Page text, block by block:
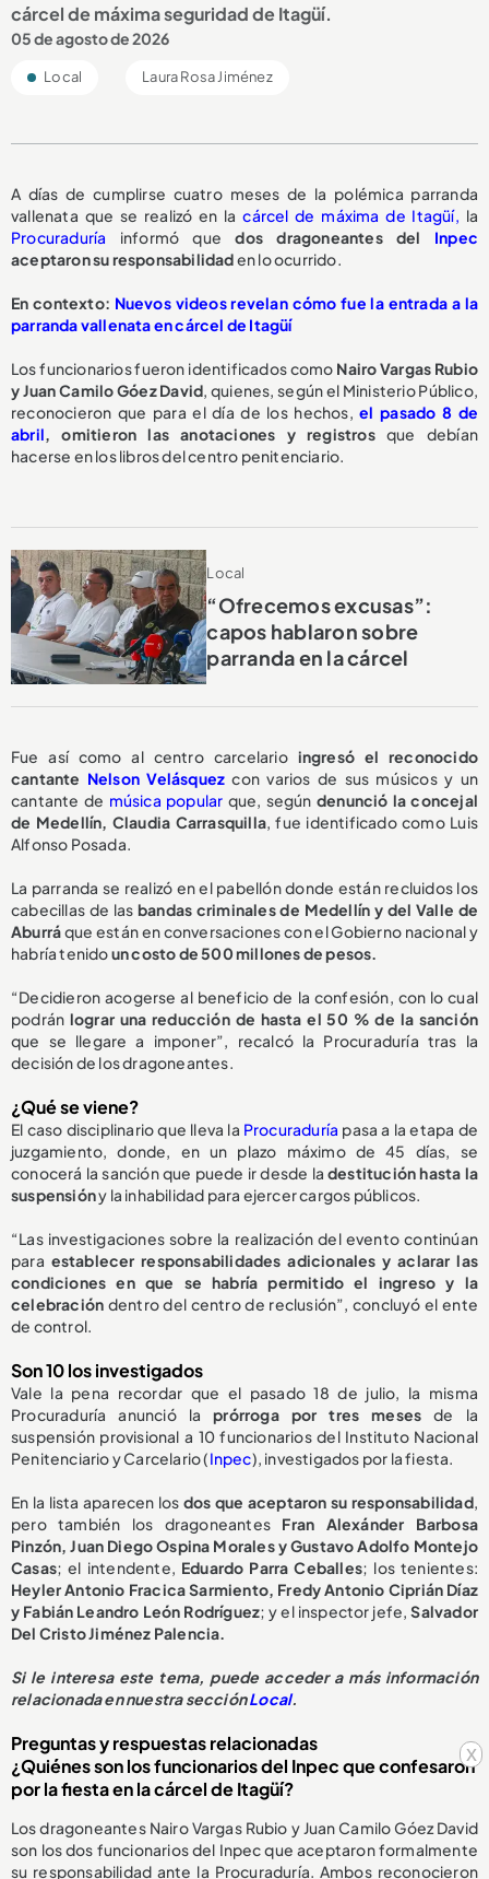
x
cárcel de máxima seguridad de Itagüí.
05 de agosto de 2026
Local Laura Rosa Jiménez
A días de cumplirse cuatro meses de la polémica parranda
vallenata que se realizó en lacárcel de máxima de Itagüí, la
Procuraduría informó quedos dragoneantes del Inpec
aceptaron su responsabilidaden lo ocurrido.
En contexto: Nuevos videos revelan cómo fue la entrada a la
parranda vallenata en cárcel de Itagüí
Los funcionarios fueron identificados como Nairo Vargas Rubio
y Juan Camilo Góez David, quienes, según el Ministerio Público,
reconocieron que para el día de los hechos,el pasado 8 de
abril, omitieron las anotaciones y registrosque debían
hacerse en los libros del centro penitenciario.
Local
“Ofrecemos excusas”:
capos hablaron sobre
parranda en la cárcel
Fue así como al centro carcelario ingresó el reconocido
cantante Nelson Velásquez con varios de sus músicos y un
cantante de música popular que, según denunció la concejal
de Medellín, Claudia Carrasquilla, fue identificado como Luis
Alfonso Posada.
La parranda se realizó en el pabellón donde están recluidos los
cabecillas de las bandas criminales de Medellín y del Valle de
Aburráque están en conversaciones con el Gobierno nacional y
habría tenidoun costo de 500 millones de pesos.
“Decidieron acogerse al beneficio de la confesión, con lo cual
podrán lograr una reducción de hasta el 50 % de la sanción
que se llegare a imponer”, recalcó la Procuraduría tras la
decisión de los dragoneantes.
¿Qué se viene?
El caso disciplinario que lleva la Procuraduría pasa a la etapa de
juzgamiento, donde, en un plazo máximo de 45 días, se
conocerá la sanción que puede ir desde ladestitución hasta la
suspensióny la inhabilidad para ejercer cargos públicos.
“Las investigaciones sobre la realización del evento continúan
para establecer responsabilidades adicionales y aclarar las
condiciones en que se habría permitido el ingreso y la
celebración dentro del centro de reclusión”, concluyó el ente
de control.
Son 10 los investigados
Vale la pena recordar que el pasado 18 de julio, la misma
Procuraduría anunció la prórroga por tres mesesde la
suspensión provisional a 10 funcionarios del Instituto Nacional
Penitenciario y Carcelario (Inpec), investigados por la fiesta.
En la lista aparecen los dos que aceptaron su responsabilidad,
pero también los dragoneantes Fran Alexánder Barbosa
Pinzón, Juan Diego Ospina Morales y Gustavo Adolfo Montejo
Casas; el intendente, Eduardo Parra Ceballes; los tenientes:
Heyler Antonio Fracica Sarmiento, Fredy Antonio Ciprián Díaz
y Fabián Leandro León Rodríguez; y el inspector jefe,Salvador
Del Cristo Jiménez Palencia.
Si le interesa este tema, puede acceder a más información
relacionada en nuestra secciónLocal.
Preguntas y respuestas relacionadas
¿Quiénes son los funcionarios del Inpec que confesaron
por la fiesta en la cárcel de Itagüí?
Los dragoneantes Nairo Vargas Rubio y Juan Camilo Góez David
son los dos funcionarios del Inpec que aceptaron formalmente
su responsabilidad ante la Procuraduría. Ambos reconocieron